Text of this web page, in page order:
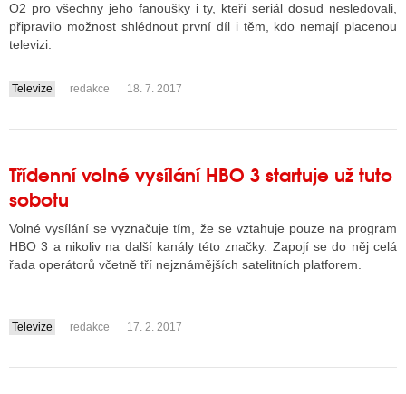
O2 pro všechny jeho fanoušky i ty, kteří seriál dosud nesledovali,
připravilo možnost shlédnout první díl i těm, kdo nemají placenou
televizi.
....
Televize redakce 18. 7. 2017
Třídenní volné vysílání HBO 3 startuje už tuto
sobotu
Volné vysílání se vyznačuje tím, že se vztahuje pouze na program
HBO 3 a nikoliv na další kanály této značky. Zapojí se do něj celá
řada operátorů včetně tří nejznámějších satelitních platforem.
....
Televize redakce 17. 2. 2017